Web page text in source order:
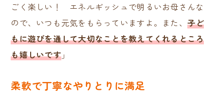
ごく楽しい！ エネルギッシュで明るいお母さんな
ので、いつも元気をもらっていますよ。また、 子ど
もに遊びを通して大切なことを教えてくれるところ
も嬉しいです」
柔軟で丁寧なやりとりに満足